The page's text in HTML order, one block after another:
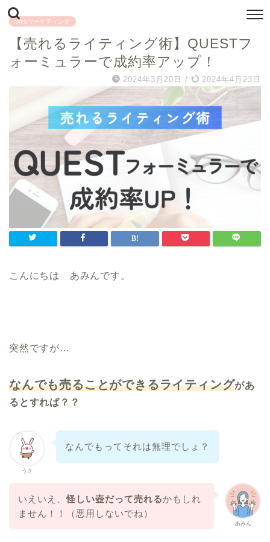
Webマーケティング
【売れるライティング術】QUESTフ
ォーミュラーで成約率アップ！
2024年3月20日 / 2024年4月23日
こんにちは あみんです。
突然ですが…
なんでも売ることができるライティングがあ
るとすれば？？
うさ
なんでもってそれは無理でしょ？
あみん
いえいえ、怪しい壺だって売れるかもしれ
ません！！（悪用しないでね）